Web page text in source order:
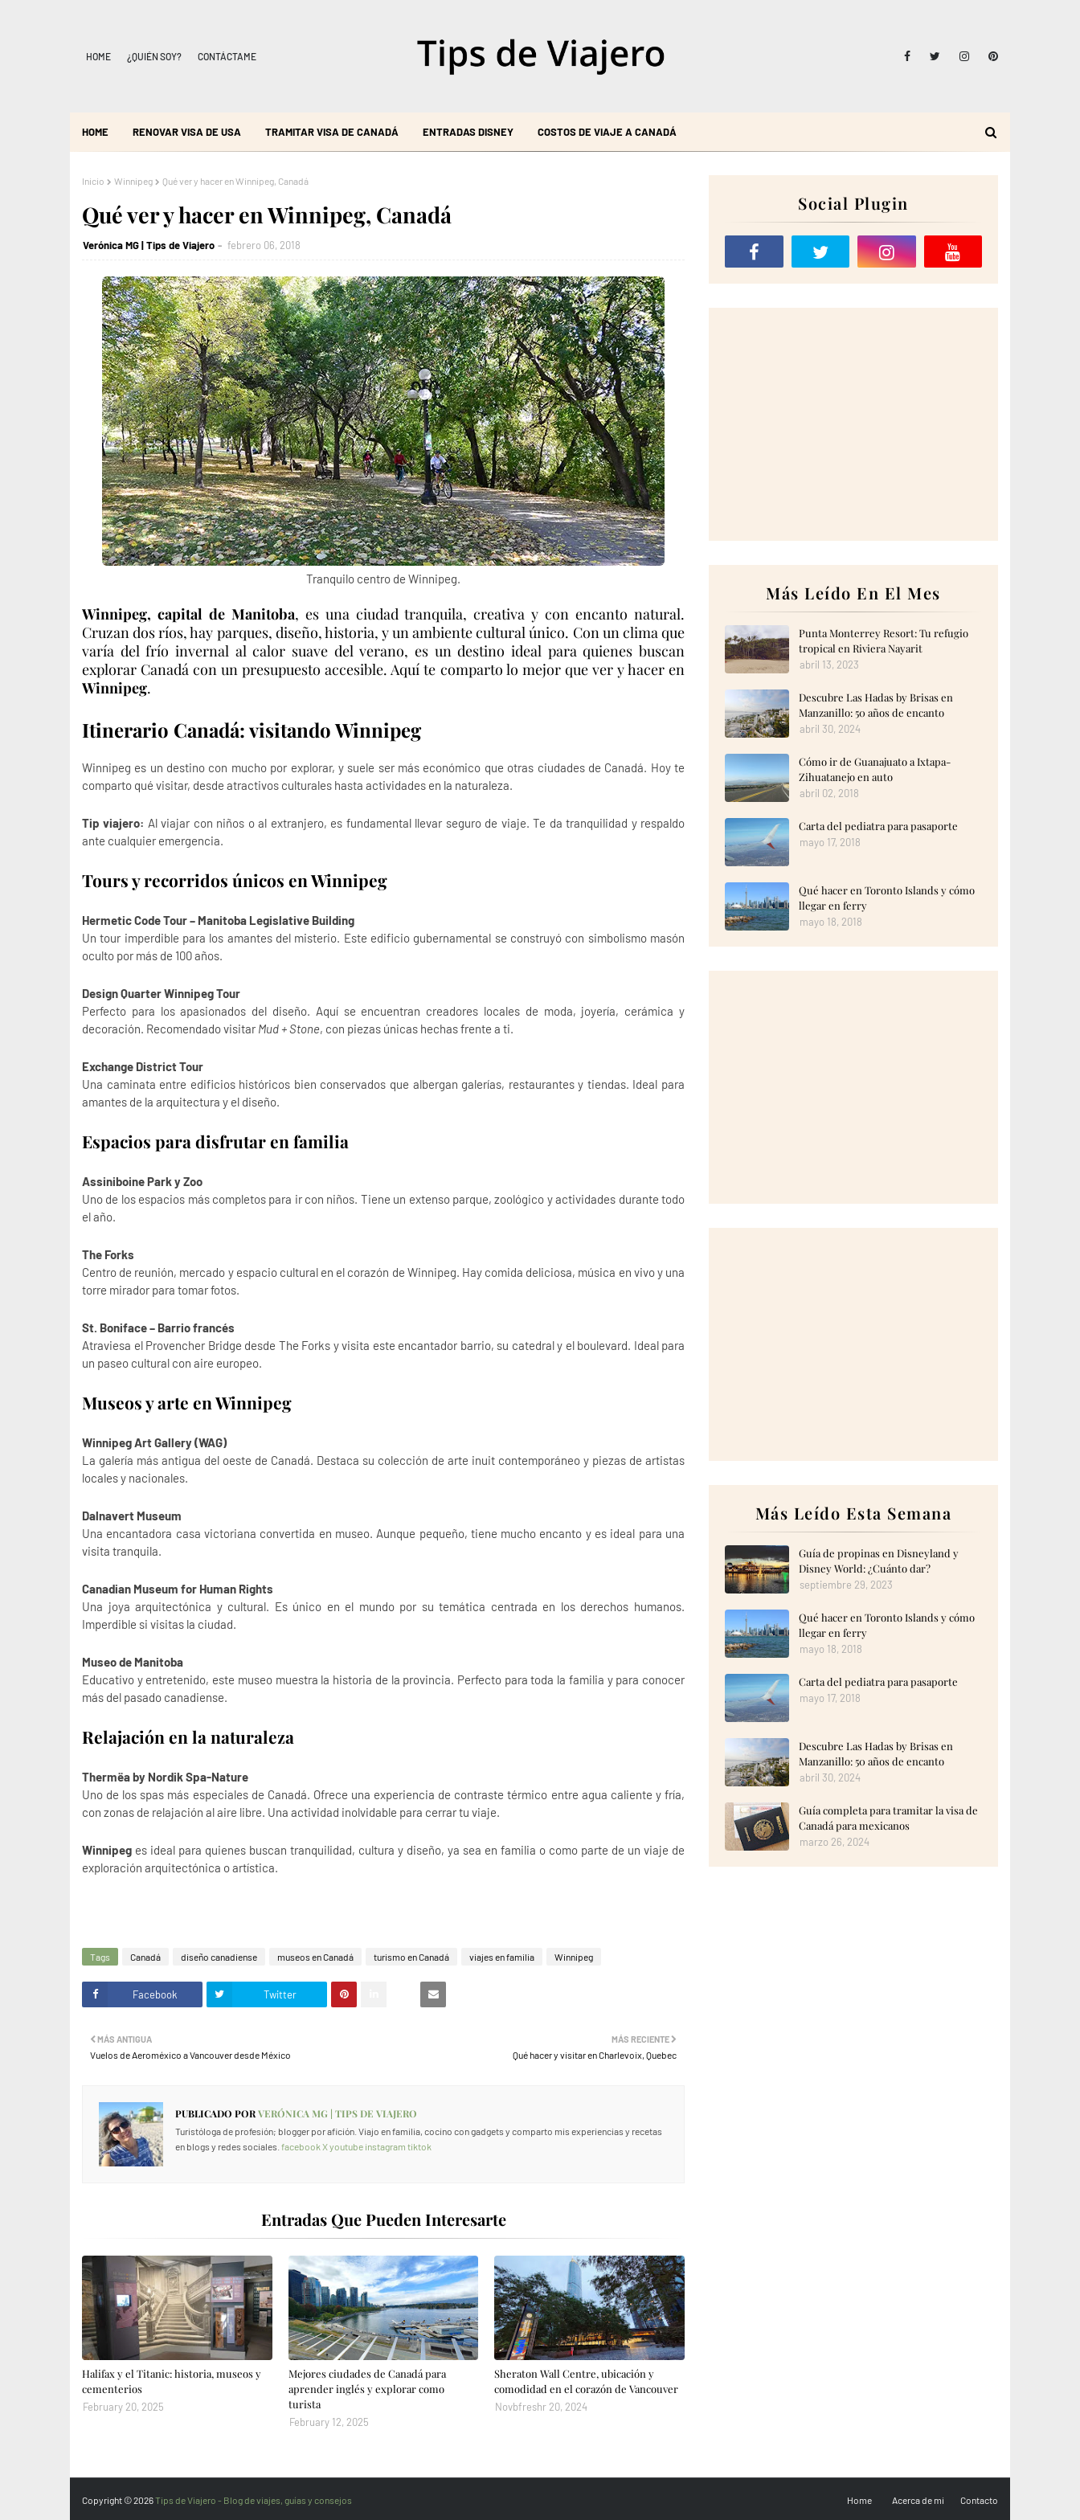
HOME ¿QUIÉN SOY? CONTÁCTAME
HOME RENOVAR VISA DE USA TRAMITAR VISA DE CANADÁ ENTRADAS DISNEY COSTOS DE VIAJE A CANADÁ
Inicio Winnipeg Qué ver y hacer en Winnipeg, Canadá
Qué ver y hacer en Winnipeg, Canadá
Verónica MG | Tips de Viajero febrero 06, 2018
Tranquilo centro de Winnipeg.
Winnipeg, capital de Manitoba, es una ciudad tranquila, creativa y con encanto natural.
Cruzan dos ríos, hay parques, diseño, historia, y un ambiente cultural único. Con un clima que
varía del frío invernal al calor suave del verano, es un destino ideal para quienes buscan
explorar Canadá con un presupuesto accesible. Aquí te comparto lo mejor que ver y hacer en
Winnipeg.
Itinerario Canadá: visitando Winnipeg
Winnipeg es un destino con mucho por explorar, y suele ser más económico que otras ciudades de Canadá. Hoy te
comparto qué visitar, desde atractivos culturales hasta actividades en la naturaleza.
Tip viajero: Al viajar con niños o al extranjero, es fundamental llevar seguro de viaje. Te da tranquilidad y respaldo
ante cualquier emergencia.
Tours y recorridos únicos en Winnipeg
Hermetic Code Tour – Manitoba Legislative Building
Un tour imperdible para los amantes del misterio. Este edificio gubernamental se construyó con simbolismo masón
oculto por más de 100 años.
Design Quarter Winnipeg Tour
Perfecto para los apasionados del diseño. Aquí se encuentran creadores locales de moda, joyería, cerámica y
decoración. Recomendado visitar Mud + Stone, con piezas únicas hechas frente a ti.
Exchange District Tour
Una caminata entre edificios históricos bien conservados que albergan galerías, restaurantes y tiendas. Ideal para
amantes de la arquitectura y el diseño.
Espacios para disfrutar en familia
Assiniboine Park y Zoo
Uno de los espacios más completos para ir con niños. Tiene un extenso parque, zoológico y actividades durante todo
el año.
The Forks
Centro de reunión, mercado y espacio cultural en el corazón de Winnipeg. Hay comida deliciosa, música en vivo y una
torre mirador para tomar fotos.
St. Boniface – Barrio francés
Atraviesa el Provencher Bridge desde The Forks y visita este encantador barrio, su catedral y el boulevard. Ideal para
un paseo cultural con aire europeo.
Museos y arte en Winnipeg
Winnipeg Art Gallery (WAG)
La galería más antigua del oeste de Canadá. Destaca su colección de arte inuit contemporáneo y piezas de artistas
locales y nacionales.
Dalnavert Museum
Una encantadora casa victoriana convertida en museo. Aunque pequeño, tiene mucho encanto y es ideal para una
visita tranquila.
Canadian Museum for Human Rights
Una joya arquitectónica y cultural. Es único en el mundo por su temática centrada en los derechos humanos.
Imperdible si visitas la ciudad.
Museo de Manitoba
Educativo y entretenido, este museo muestra la historia de la provincia. Perfecto para toda la familia y para conocer
más del pasado canadiense.
Relajación en la naturaleza
Thermëa by Nordik Spa-Nature
Uno de los spas más especiales de Canadá. Ofrece una experiencia de contraste térmico entre agua caliente y fría,
con zonas de relajación al aire libre. Una actividad inolvidable para cerrar tu viaje.
Winnipeg es ideal para quienes buscan tranquilidad, cultura y diseño, ya sea en familia o como parte de un viaje de
exploración arquitectónica o artística.
Tags Canadá diseño canadiense museos en Canadá turismo en Canadá viajes en familia Winnipeg
Facebook Twitter
MÁS RECIENTE
Qué hacer y visitar en Charlevoix, Quebec
MÁS ANTIGUA
Vuelos de Aeroméxico a Vancouver desde México
PUBLICADO PORVERÓNICA MG | TIPS DE VIAJERO
Turistóloga de profesión; blogger por afición. Viajo en familia, cocino con gadgets y comparto mis experiencias y recetas
en blogs y redes sociales. facebook Xyoutube instagram tiktok
Entradas Que Pueden Interesarte
Halifax y el Titanic: historia, museos y
cementerios
February 20, 2025
Mejores ciudades de Canadá para
aprender inglés y explorar como
turista
February 12, 2025
Sheraton Wall Centre, ubicación y
comodidad en el corazón de Vancouver
Novbfreshr 20, 2024
Social Plugin
Más Leído En El Mes
Punta Monterrey Resort: Tu refugio
tropical en Riviera Nayarit
abril 13, 2023
Descubre Las Hadas by Brisas en
Manzanillo: 50 años de encanto
abril 30, 2024
Cómo ir de Guanajuato a Ixtapa-
Zihuatanejo en auto
abril 02, 2018
Carta del pediatra para pasaporte
mayo 17, 2018
Qué hacer en Toronto Islands y cómo
llegar en ferry
mayo 18, 2018
Más Leído Esta Semana
Guía de propinas en Disneyland y
Disney World: ¿Cuánto dar?
septiembre 29, 2023
Qué hacer en Toronto Islands y cómo
llegar en ferry
mayo 18, 2018
Carta del pediatra para pasaporte
mayo 17, 2018
Descubre Las Hadas by Brisas en
Manzanillo: 50 años de encanto
abril 30, 2024
Guía completa para tramitar la visa de
Canadá para mexicanos
marzo 26, 2024
Home Acerca de mi Contacto
Copyright ©2026Tips de Viajero - Blog de viajes, guías y consejos